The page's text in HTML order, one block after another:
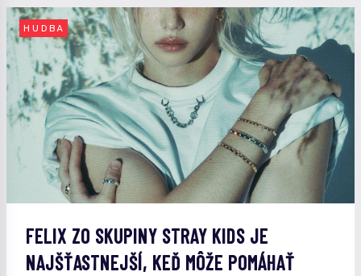
HUDBA
FELIX ZO SKUPINY STRAY KIDS JE
NAJŠŤASTNEJŠÍ, KEĎ MÔŽE POMÁHAŤ